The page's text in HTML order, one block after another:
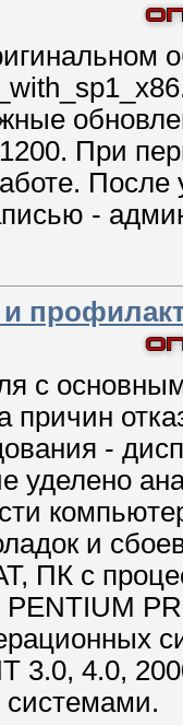
При
-
и
с
причин
-
и
ПК с
3.0, 4.0,